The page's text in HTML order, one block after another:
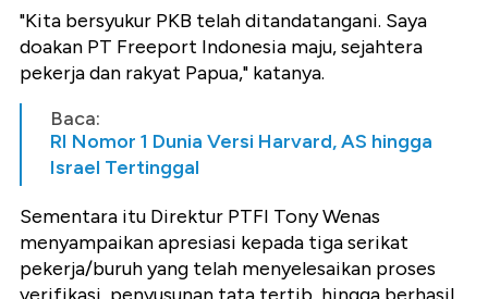
"Kita bersyukur PKB telah ditandatangani. Saya
doakan PT Freeport Indonesia maju, sejahtera
pekerja dan rakyat Papua," katanya.
Baca:
RI Nomor 1 Dunia Versi Harvard, AS hingga
Israel Tertinggal
Sementara itu Direktur PTFI Tony Wenas
menyampaikan apresiasi kepada tiga serikat
pekerja/buruh yang telah menyelesaikan proses
verifikasi, penyusunan tata tertib, hingga berhasil